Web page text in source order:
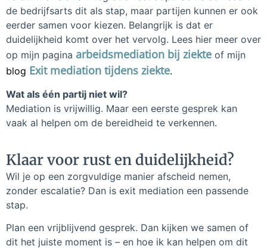
de bedrijfsarts dit als stap, maar partijen kunnen er ook
eerder samen voor kiezen. Belangrijk is dat er
duidelijkheid komt over het vervolg. Lees hier meer over
op mijn pagina arbeidsmediation bij ziekte of mijn
blog Exit mediation tijdens ziekte.
Wat als één partij niet wil?
Mediation is vrijwillig. Maar een eerste gesprek kan
vaak al helpen om de bereidheid te verkennen.
Klaar voor rust en duidelijkheid?
Wil je op een zorgvuldige manier afscheid nemen,
zonder escalatie? Dan is exit mediation een passende
stap.
Plan een vrijblijvend gesprek. Dan kijken we samen of
dit het juiste moment is – en hoe ik kan helpen om dit